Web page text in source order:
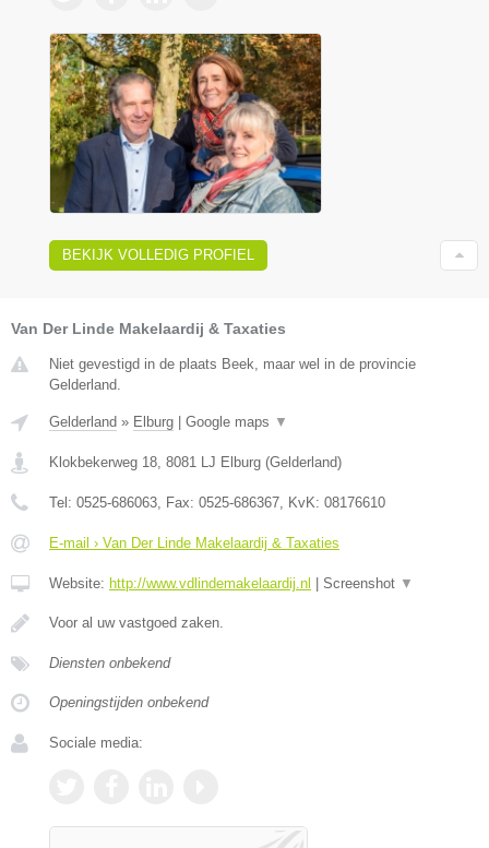
BEKIJK VOLLEDIG PROFIEL
Van Der Linde Makelaardij & Taxaties
Niet gevestigd in de plaats Beek, maar wel in de provincie
Gelderland.
Gelderland » Elburg Google maps ▼
Klokbekerweg 18, 8081 LJ Elburg (Gelderland)
Tel: 0525-686063, Fax: 0525-686367, KvK: 08176610
E-mail › Van Der Linde Makelaardij & Taxaties
Website: http://www.vdlindemakelaardij.nl Screenshot ▼
Voor al uw vastgoed zaken.
Diensten onbekend
Openingstijden onbekend
Sociale media: